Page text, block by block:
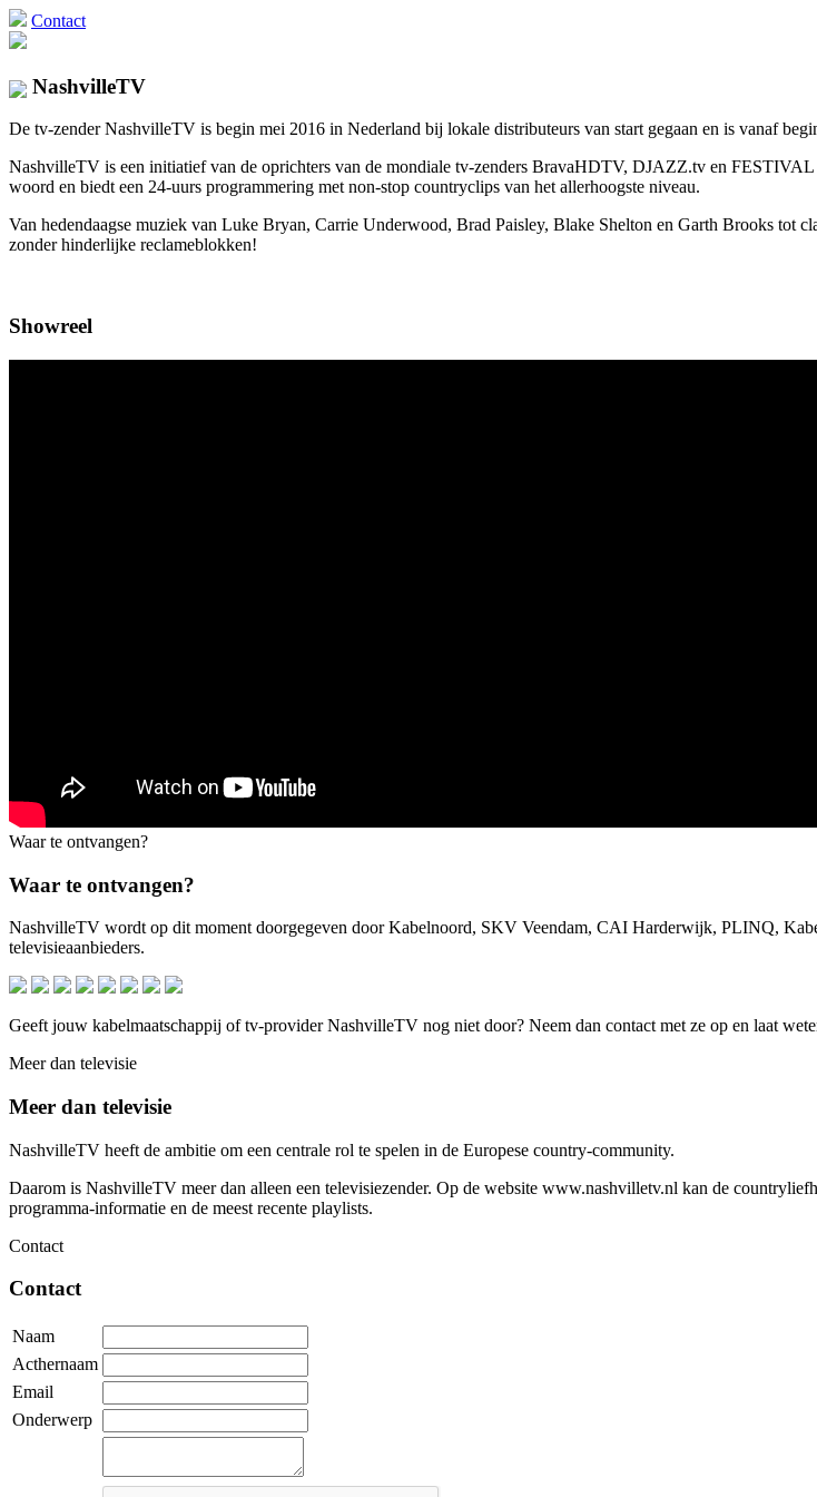
Contact
NashvilleTV
De tv-zender NashvilleTV is begin mei 2016 in Nederland bij lokale distributeurs van start gegaan en is vanaf
NashvilleTV is een initiatief van de oprichters van de mondiale tv-zenders BravaHDTV, DJAZZ.tv en
woord en biedt een 24-uurs programmering met non-stop countryclips van het allerhoogste niveau.
Van hedendaagse muziek van Luke Bryan, Carrie Underwood, Brad Paisley, Blake Shelton en Garth Brooks tot
zonder hinderlijke reclameblokken!
Showreel
Waar te ontvangen?
Waar te ontvangen?
NashvilleTV wordt op dit moment doorgegeven door Kabelnoord, SKV Veendam, CAI Harderwijk, PLINQ,
televisieaanbieders.
Geeft jouw kabelmaatschappij of tv-provider NashvilleTV nog niet door? Neem dan contact met ze op en laat
Meer dan televisie
Meer dan televisie
NashvilleTV heeft de ambitie om een centrale rol te spelen in de Europese country-community.
Daarom is NashvilleTV meer dan alleen een televisiezender. Op de website www.nashvilletv.nl kan de
programma-informatie en de meest recente playlists.
Contact
Contact
Naam
Acthernaam
Email
Onderwerp